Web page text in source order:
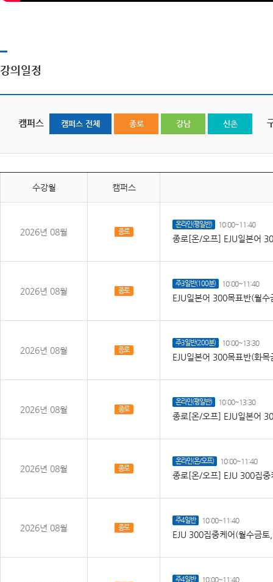
강의일정
캠퍼스 캠퍼스 전체 종로 강남 신촌
수강월 캠퍼스
2026년 08월 종로
온라인(평일반) 10:00~11:40
종로[온/오프] EJU일본어
2026년 08월 종로
주3일반(100분) 10:00~11:40
EJU일본어 300목표반(월
2026년 08월 종로
주3일반(200분) 10:00~13:30
EJU일본어 300목표반(화
2026년 08월 종로
온라인(평일반) 10:00~13:30
종로[온/오프] EJU일본어
2026년 08월 종로
온라인(온/오프) 10:00~11:40
종로[온/오프] EJU 300집
2026년 08월 종로
주4일반 10:00~11:40
EJU 300집중케어(월수금
주4일반 10:00~11:40